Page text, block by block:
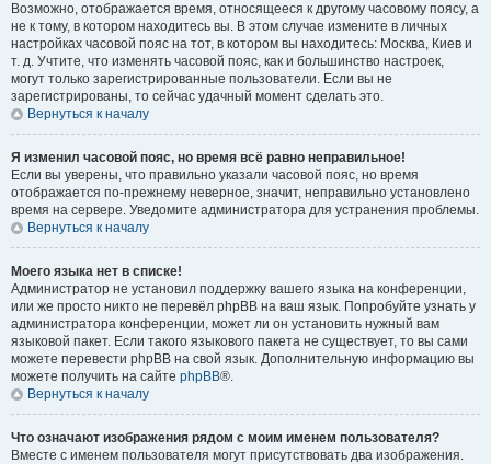
Возможно, отображается время, относящееся к другому часовому поясу, а
не к тому, в котором находитесь вы. В этом случае измените в личных
настройках часовой пояс на тот, в котором вы находитесь: Москва, Киев и
т. д. Учтите, что изменять часовой пояс, как и большинство настроек,
могут только зарегистрированные пользователи. Если вы не
зарегистрированы, то сейчас удачный момент сделать это.
Вернуться к началу
Я изменил часовой пояс, но время всё равно неправильное!
Если вы уверены, что правильно указали часовой пояс, но время
отображается по-прежнему неверное, значит, неправильно установлено
время на сервере. Уведомите администратора для устранения проблемы.
Вернуться к началу
Моего языка нет в списке!
Администратор не установил поддержку вашего языка на конференции,
или же просто никто не перевёл phpBB на ваш язык. Попробуйте узнать у
администратора конференции, может ли он установить нужный вам
языковой пакет. Если такого языкового пакета не существует, то вы сами
можете перевести phpBB на свой язык. Дополнительную информацию вы
можете получить на сайте phpBB®.
Вернуться к началу
Что означают изображения рядом с моим именем пользователя?
Вместе с именем пользователя могут присутствовать два изображения.